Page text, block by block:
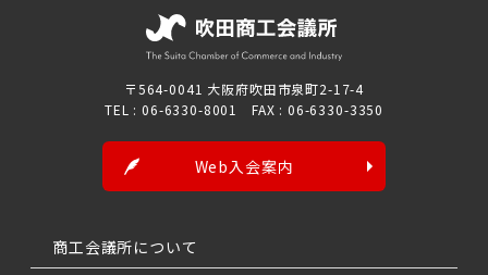
〒564-0041 大阪府吹田市泉町2-17-4
TEL : 06-6330-8001 FAX : 06-6330-3350
Web入会案内
商工会議所について